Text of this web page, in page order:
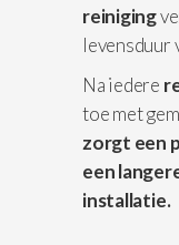
reiniging
levensduur
Na iedere
toe met
zorgt een
een
installatie.